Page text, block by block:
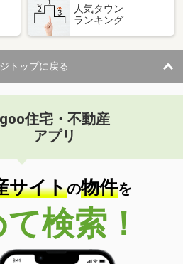
人気タウン
ランキング
トップに戻る
goo住宅・不動産
アプリ
サイトの物件を
検索！